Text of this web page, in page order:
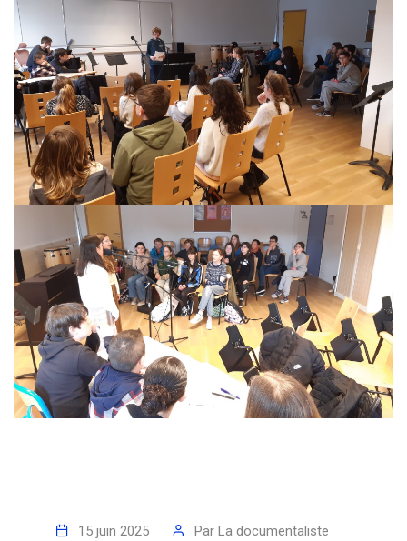
15 juin 2025 Par La documentaliste